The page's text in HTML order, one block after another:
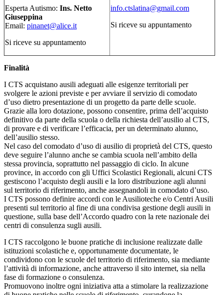
Esperta Autismo: Ins. Netto
Giuseppina
Email: pinanet@alice.it
Si riceve su appuntamento
info.ctslatina@gmail.com
Si riceve su appuntamento
Finalità
I CTS acquistano ausili adeguati alle esigenze territoriali per
svolgere le azioni previste e per avviare il servizio di comodato
d’uso dietro presentazione di un progetto da parte delle scuole.
Grazie alla loro dotazione, possono consentire, prima dell’acquisto
definitivo da parte della scuola o della richiesta dell’ausilio al CTS,
di provare e di verificare l’efficacia, per un determinato alunno,
dell’ausilio stesso.
Nel caso del comodato d’uso di ausilio di proprietà del CTS, questo
deve seguire l’alunno anche se cambia scuola nell’ambito della
stessa provincia, soprattutto nel passaggio di ciclo. In alcune
province, in accordo con gli Uffici Scolastici Regionali, alcuni CTS
gestiscono l’acquisto degli ausili e la loro distribuzione agli alunni
sul territorio di riferimento, anche assegnandoli in comodato d’uso.
I CTS possono definire accordi con le Ausilioteche e/o Centri Ausili
presenti sul territorio al fine di una condivisa gestione degli ausili in
questione, sulla base dell’Accordo quadro con la rete nazionale dei
centri di consulenza sugli ausili.
I CTS raccolgono le buone pratiche di inclusione realizzate dalle
istituzioni scolastiche e, opportunamente documentate, le
condividono con le scuole del territorio di riferimento, sia mediante
l’attività di informazione, anche attraverso il sito internet, sia nella
fase di formazione o consulenza.
Promuovono inoltre ogni iniziativa atta a stimolare la realizzazione